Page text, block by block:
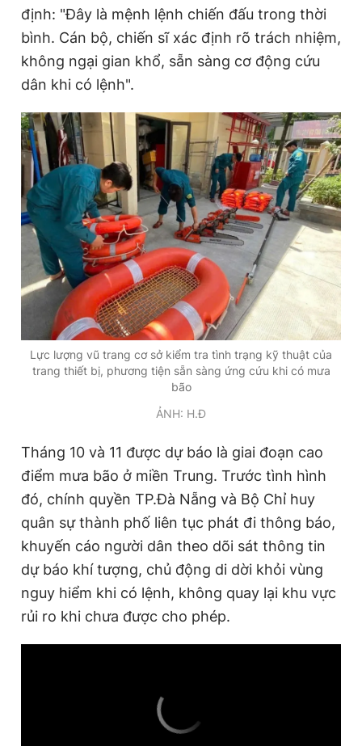
định: "Đây là mệnh lệnh chiến đấu trong thời
bình. Cán bộ, chiến sĩ xác định rõ trách nhiệm,
không ngại gian khổ, sẵn sàng cơ động cứu
dân khi có lệnh".
Lực lượng vũ trang cơ sở kiểm tra tình trạng kỹ thuật của
trang thiết bị, phương tiện sẵn sàng ứng cứu khi có mưa
bão
ẢNH: H.Đ
Tháng 10 và 11 được dự báo là giai đoạn cao
điểm mưa bão ở miền Trung. Trước tình hình
đó, chính quyền TP.Đà Nẵng và Bộ Chỉ huy
quân sự thành phố liên tục phát đi thông báo,
khuyến cáo người dân theo dõi sát thông tin
dự báo khí tượng, chủ động di dời khỏi vùng
nguy hiểm khi có lệnh, không quay lại khu vực
rủi ro khi chưa được cho phép.